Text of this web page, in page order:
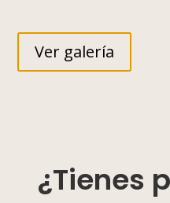
Ver galería
¿Tienes